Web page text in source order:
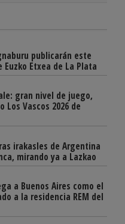
publicarán este
Etxea de La Plata
gran nivel de juego,
Vascos 2026 de
irakasles de Argentina
mirando ya a Lazkao
a Buenos Aires como el
a la residencia REM del